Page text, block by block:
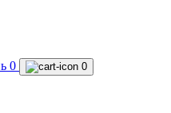
0 0